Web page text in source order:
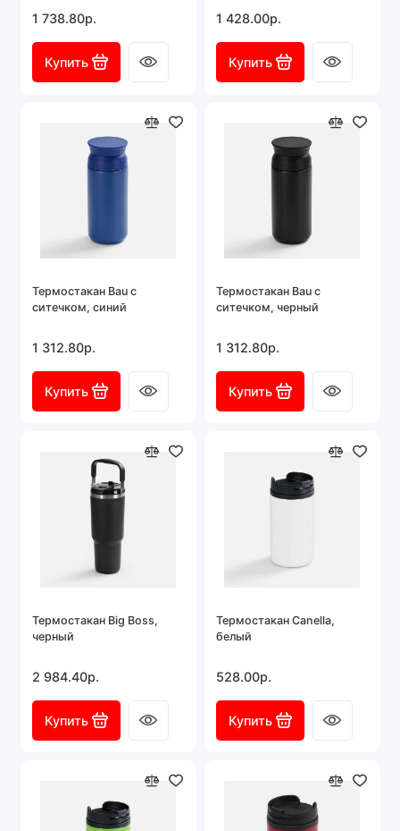
1 738.80р.
Купить
1 428.00р.
Купить
Термостакан Bau с
ситечком, синий
1 312.80р.
Купить
Термостакан Bau с
ситечком, черный
1 312.80р.
Купить
Термостакан Big Boss,
черный
2 984.40р.
Купить
Термостакан Canella,
белый
528.00р.
Купить